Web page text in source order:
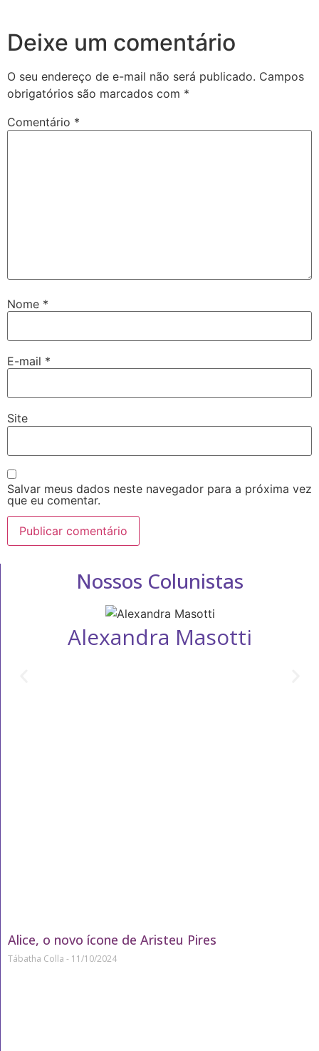
Deixe um comentário
O seu endereço de e-mail não será publicado. Campos
obrigatórios são marcados com *
Comentário *
Nome *
E-mail *
Site
Salvar meus dados neste navegador para a próxima vez
que eu comentar.
Nossos Colunistas
Alexandra Masotti
Alice, o novo ícone de Aristeu Pires
Tábatha Colla 11/10/2024